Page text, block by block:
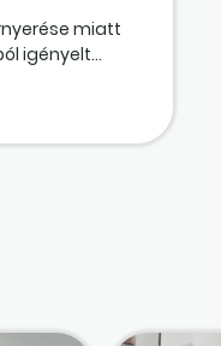
miatt
igényelt...